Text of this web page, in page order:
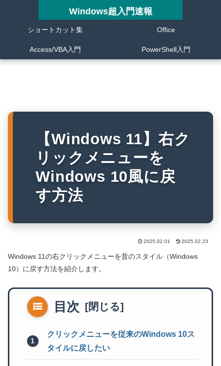
Windows超入門速報
ショートカット集 Office
Access/VBA入門 PowerShell入門
【Windows 11】右ク
リックメニューを
Windows 10風に戻
す方法
2025.02.01 2025.02.23
Windows 11の右クリックメニューを昔のスタイル（Windows
10）に戻す方法を紹介します。
目次
クリックメニューを従来のWindows 10ス
タイルに戻したい